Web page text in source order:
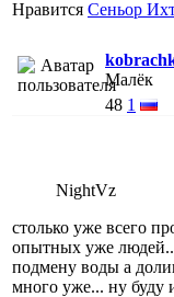
Нравится Сеньор
Малёк
48 1
NightVz
столько уже всего
опытных уже людей..
подмену воды а
много уже... ну буду